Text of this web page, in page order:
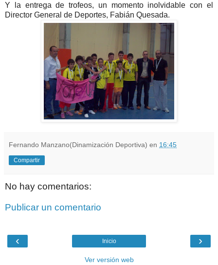
Y la entrega de trofeos, un momento inolvidable con el
Director General de Deportes, Fabián Quesada.
Fernando Manzano(Dinamización Deportiva) en 16:45
Compartir
No hay comentarios:
Publicar un comentario
‹ ›
Inicio
Ver versión web